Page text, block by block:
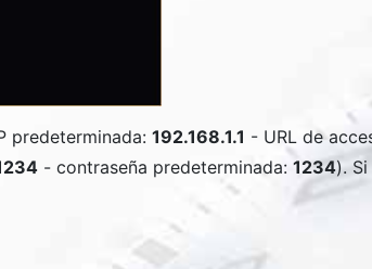
predeterminada: 192.168.1.1 - URL de
- contraseña predeterminada: 1234).